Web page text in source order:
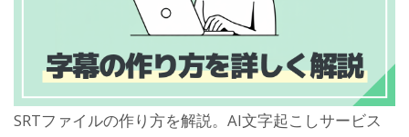
SRTファイルの作り方を解説。AI文字起こしサービス